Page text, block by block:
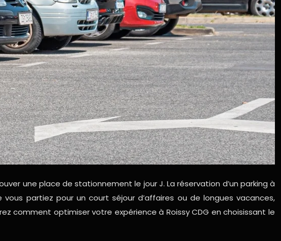
une place de stationnement le jour J. La réservation d’un parking à
partiez pour un court séjour d’affaires ou de longues vacances,
comment optimiser votre expérience à Roissy CDG en choisissant le